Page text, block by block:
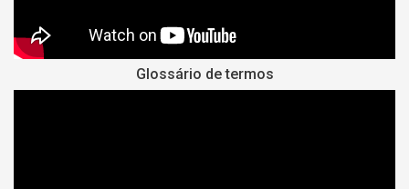
Glossário de termos